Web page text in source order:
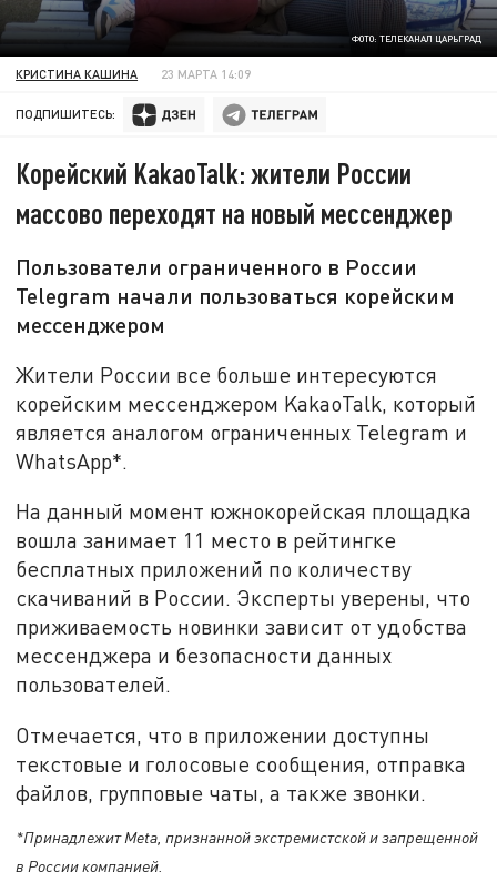
ФОТО: ТЕЛЕКАНАЛ ЦАРЬГРАД
КРИСТИНА КАШИНА 23 МАРТА 14:09
ПОДПИШИТЕСЬ:
Корейский KakaoTalk: жители России
массово переходят на новый мессенджер
Пользователи ограниченного в России
Telegram начали пользоваться корейским
мессенджером
Жители России все больше интересуются
корейским мессенджером KakaoTalk, который
является аналогом ограниченных Telegram и
WhatsApp*.
На данный момент южнокорейская площадка
вошла занимает 11 место в рейтингке
бесплатных приложений по количеству
скачиваний в России. Эксперты уверены, что
приживаемость новинки зависит от удобства
мессенджера и безопасности данных
пользователей.
Отмечается, что в приложении доступны
текстовые и голосовые сообщения, отправка
файлов, групповые чаты, а также звонки.
*Принадлежит Meta, признанной экстремистской и запрещенной
в России компанией.